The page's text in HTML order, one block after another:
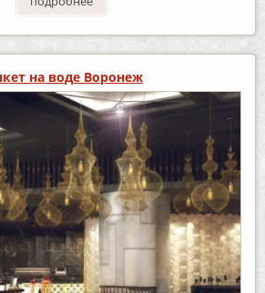
на воде Воронеж